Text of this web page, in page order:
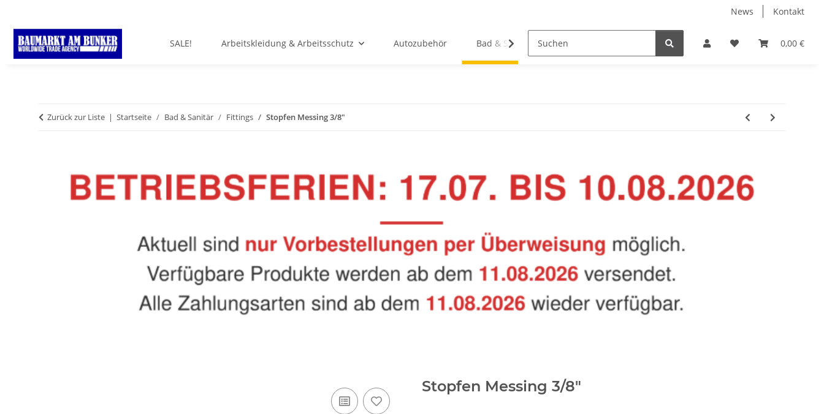
News Kontakt
0,00 €
SALE! Arbeitskleidung & Arbeitsschutz Autozubehör Bad & Sanitär Belüftung & Entlüftung
Zurück zur Liste Startseite Bad & Sanitär Fittings Stopfen Messing 3/8"
Stopfen Messing 3/8"